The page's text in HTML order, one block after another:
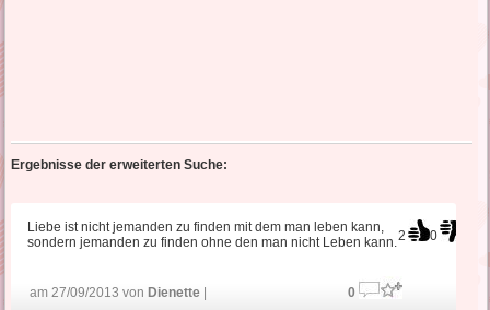
Ergebnisse der erweiterten Suche:
2 0
Liebe ist nicht jemanden zu finden mit dem man leben kann,
sondern jemanden zu finden ohne den man nicht Leben kann.
am 27/09/2013 von Dienette 0